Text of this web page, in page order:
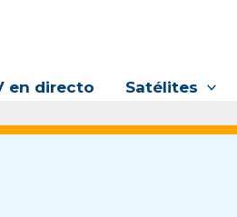
en directo Satélites